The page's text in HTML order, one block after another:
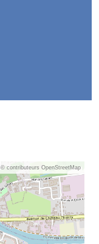
© contributeurs OpenStreetMap